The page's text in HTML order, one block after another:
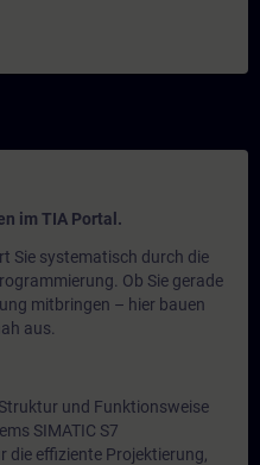
im TIA Portal.
Sie systematisch durch die
Ob Sie gerade
mitbringen – hier bauen
aus.
und Funktionsweise
SIMATIC S7
die effiziente Projektierung,